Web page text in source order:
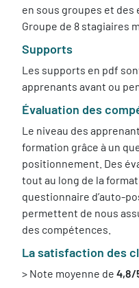
en sous groupes et des
Groupe de 8 stagiaires
Supports
Les supports en pdf
apprenants avant ou
Évaluation des
Le niveau des
formation grâce à un
positionnement. Des
tout au long de la
questionnaire d’auto-
permettent de nous
des compétences.
La satisfaction des
> Note moyenne de 4,8/